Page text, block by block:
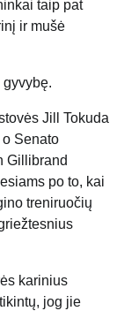
taip pat
ir mušė
Jill Tokuda
Senato
Gillibrand
po to, kai
treniruočių
karinius
jog jie